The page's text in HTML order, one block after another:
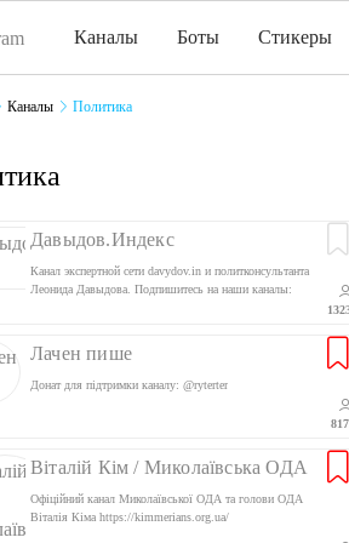
Каналы Боты Стикеры
Каналы Политика
Давыдов.Индекс
Канал экспертной сети davydov.in и политконсультанта
Леонида Давыдова. Подпишитесь на наши каналы:
Лачен пише
Донат для підтримки каналу: @ryterter
Віталій Кім / Миколаївська ОДА
Офіційний канал Миколаївської ОДА та голови ОДА
Віталія Кіма https://kimmerians.org.ua/